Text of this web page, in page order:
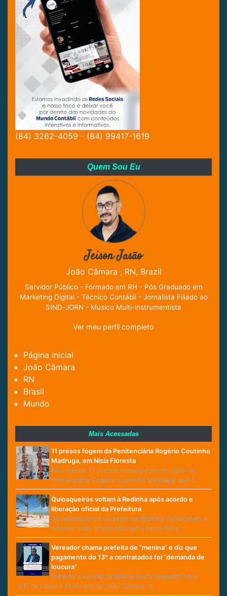
(84) 3262-4059 - (84) 99417-1619
Quem Sou Eu
Jeison Jasão
João Câmara , RN, Brazil
Servidor Público - Formado em RH - Pós Graduado em
Marketing Digital - Técnico Contábil - Jornalista Filiado ao
SIND-JORN - Músico Multi-instrumentista
Ver meu perfil completo
Página inicial
João Câmara
RN
Brasil
Mundo
Mais Acessadas
11 presos fogem da Penitenciária Rogério Coutinho
Madruga, em Nísia Floresta
Pelo menos 11 presos conseguiram escapar da
Penitenciária Rogério Coutinho Madruga, que f…
Quiosqueiros voltam à Redinha após acordo e
liberação oficial da Prefeitura
Os quiosqueiros da praia da Redinha começaram a
retomar suas atividades nesta terça-feira…
Vereador chama prefeita de “menina” e diz que
pagamento do 13º a contratados foi “demanda de
loucura”
Durante a sessão ordinária desta segunda-feira
(01) na Câmara Municipal de João Câmara, o…